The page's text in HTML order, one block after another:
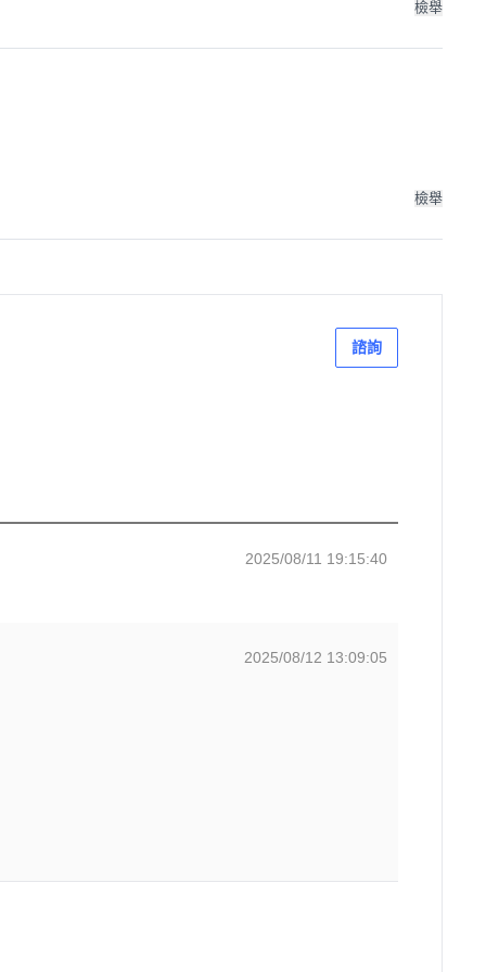
檢舉
檢舉
諮詢
2025/08/11 19:15:40
2025/08/12 13:09:05